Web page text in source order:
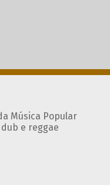
Música Popular
e reggae